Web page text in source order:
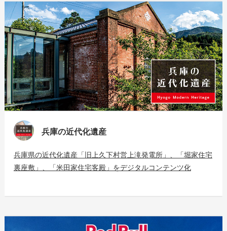
兵庫の近代化遺産
兵庫県の近代化遺産「旧上久下村営上滝発電所」、「堀家住宅
裏座敷」、「米田家住宅客殿」をデジタルコンテンツ化